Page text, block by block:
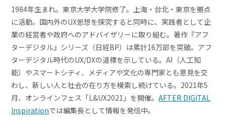
1984年生まれ。東京大学大学院修了。上海・台北・東京を拠点
に活動。国内外のUX思想を探究すると同時に、実践者として企
業の経営者や政府へのアドバイザリーに取り組む。著作『アフ
ターデジタル』シリーズ（日経BP）は累計16万部を突破。アフ
ターデジタル時代のUX/DXの道標を示している。AI（人工知
能）やスマートシティ、メディアや文化の専門家とも意見を交
わし、新しい人と社会の在り方を模索し続けている。2021年5
月、オンラインフェス「L&UX2021」を開催。AFTER DIGITAL
Inspirationでは編集長として情報を発信中。